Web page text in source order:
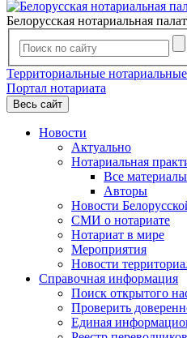
Белорусская нотариальная
Территориальные
Портал нотариата
Весь сайт
Новости
Актуально
Нотариальная
Все материалы
Авторы
Новости
СМИ о нотариате
Нотариат в мире
Мероприятия
Новости
Справочная информация
Поиск открытого
Проверить
Единая